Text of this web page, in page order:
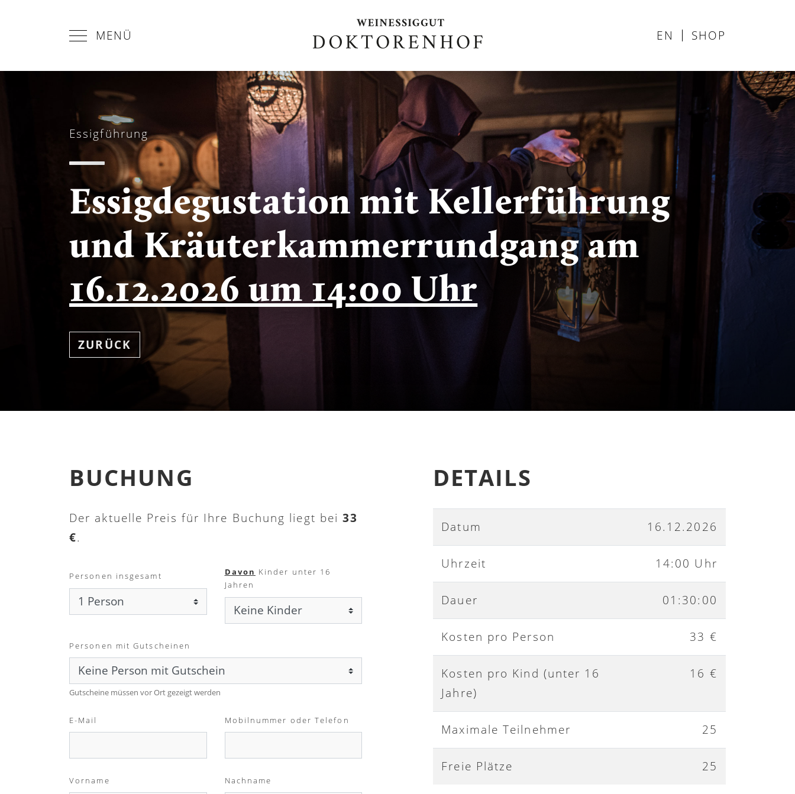
MENÜ EN SHOP
Essigführung
Essigdegustation mit Kellerführung
und Kräuterkammerrundgang am
16.12.2026 um 14:00 Uhr
ZURÜCK
BUCHUNG
Der aktuelle Preis für Ihre Buchung liegt bei33
€.
Personen insgesamt Davon Kinder unter 16
Jahren
Personen mit Gutscheinen
Gutscheine müssen vor Ort gezeigt werden
E-Mail Mobilnummer oder Telefon
Vorname Nachname
DETAILS
Datum 16.12.2026
Uhrzeit 14:00 Uhr
Dauer 01:30:00
Kosten pro Person 33 €
Kosten pro Kind (unter 16
Jahre)
16 €
Maximale Teilnehmer 25
Freie Plätze 25